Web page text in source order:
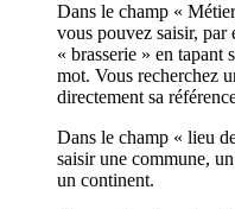
Dans le champ «
vous pouvez saisir, par
« brasserie » en tapant
mot. Vous recherchez
directement sa
Dans le champ « lieu
saisir une commune,
un continent.